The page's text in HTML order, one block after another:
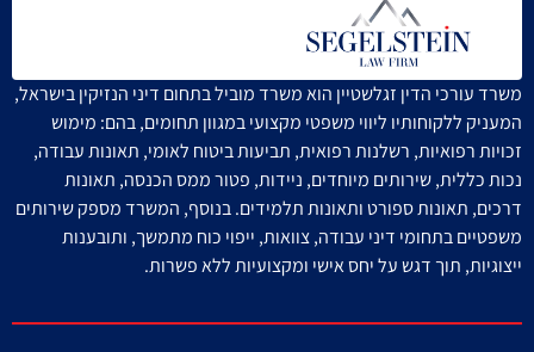
משרד עורכי הדין זגלשטיין הוא משרד מוביל בתחום דיני הנזיקין בישראל,
המעניק ללקוחותיו ליווי משפטי מקצועי במגוון תחומים, בהם: מימוש
זכויות רפואיות, רשלנות רפואית, תביעות ביטוח לאומי, תאונות עבודה,
נכות כללית, שירותים מיוחדים, ניידות, פטור ממס הכנסה, תאונות
דרכים, תאונות ספורט ותאונות תלמידים.בנוסף, המשרד מספק שירותים
משפטיים בתחומי דיני עבודה, צוואות, ייפוי כוח מתמשך, ותובענות
ייצוגיות, תוך דגש על יחס אישי ומקצועיות ללא פשרות.